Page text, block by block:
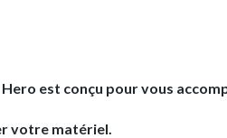
est conçu pour vous
votre matériel.